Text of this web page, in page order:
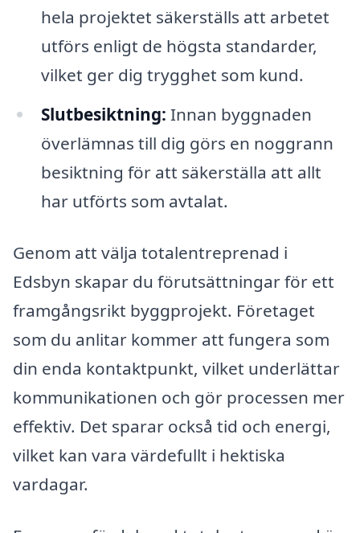
hela projektet säkerställs att arbetet
utförs enligt de högsta standarder,
vilket ger dig trygghet som kund.
Slutbesiktning: Innan byggnaden
överlämnas till dig görs en noggrann
besiktning för att säkerställa att allt
har utförts som avtalat.
Genom att välja totalentreprenad i
Edsbyn skapar du förutsättningar för ett
framgångsrikt byggprojekt. Företaget
som du anlitar kommer att fungera som
din enda kontaktpunkt, vilket underlättar
kommunikationen och gör processen mer
effektiv. Det sparar också tid och energi,
vilket kan vara värdefullt i hektiska
vardagar.